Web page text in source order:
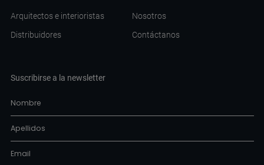
Arquitectos e interioristas
Distribuidores
Nosotros
Contáctanos
Suscribirse a la newsletter